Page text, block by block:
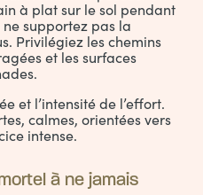
à plat sur le sol pendant
ne supportez pas la
Privilégiez les chemins
et les surfaces
et l’intensité de l’effort.
calmes, orientées vers
intense.
à ne jamais